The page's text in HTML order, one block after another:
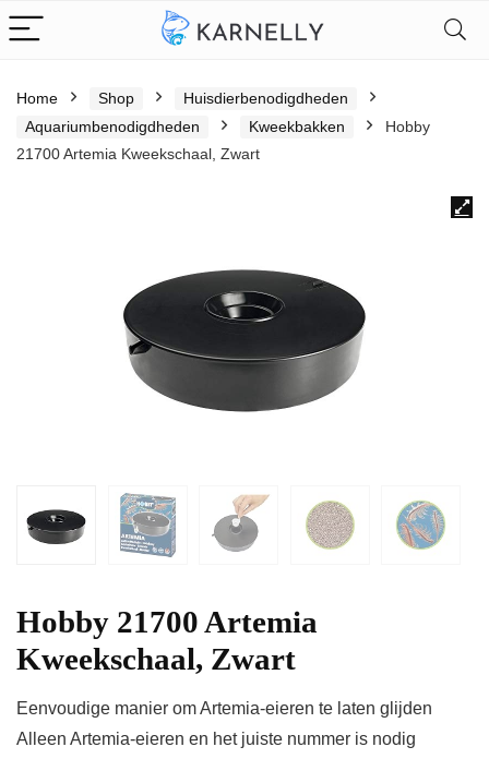
Home Shop
Huisdierbenodigdheden
Aquariumbenodigdheden
Kweekbakken
Hobby
21700 Artemia Kweekschaal, Zwart
Hobby 21700 Artemia
Kweekschaal, Zwart
Eenvoudige manier om Artemia-eieren te laten glijden
Alleen Artemia-eieren en het juiste nummer is nodig